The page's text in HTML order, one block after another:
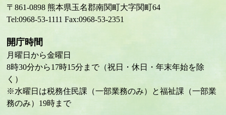
〒861-0898 熊本県玉名郡南関町大字関町64
Tel:0968-53-1111 Fax:0968-53-2351
開庁時間
月曜日から金曜日
8時30分から17時15分まで（祝日・休日・年末年始を除
く）
※水曜日は税務住民課（一部業務のみ）と福祉課（一部業
務のみ）19時まで